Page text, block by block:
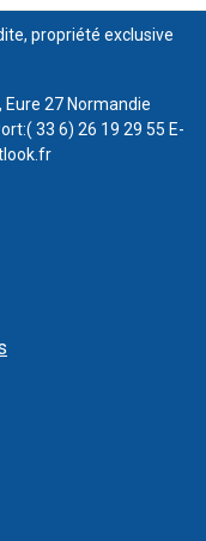
propriété exclusive
27 Normandie
33 6) 26 19 29 55 E-